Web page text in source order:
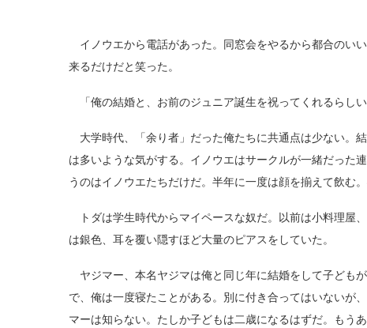
イノウエから電話があった。同窓会をやるから都合の
来るだけだと笑った。
「俺の結婚と、お前のジュニア誕生を祝ってくれるらしい
大学時代、「余り者」だった俺たちに共通点は少ない。
は多いような気がする。イノウエはサークルが一緒だった
うのはイノウエたちだけだ。半年に一度は顔を揃えて飲む
トダは学生時代からマイペースな奴だ。以前は小料理屋
は銀色、耳を覆い隠すほど大量のピアスをしていた。
ヤジマー、本名ヤジマは俺と同じ年に結婚をして子ども
で、俺は一度寝たことがある。別に付き合ってはいないが
マーは知らない。たしか子どもは二歳になるはずだ。もう